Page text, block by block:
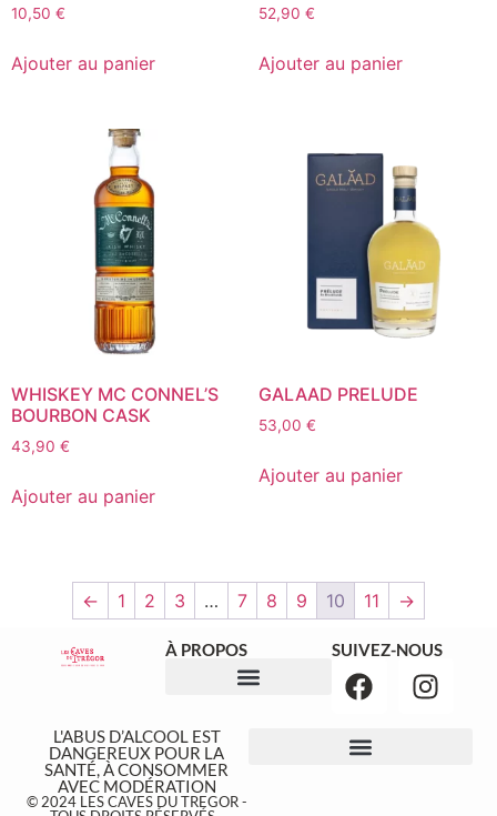
10,50 €
Ajouter au panier
52,90 €
Ajouter au panier
WHISKEY MC CONNEL’S
BOURBON CASK
43,90 €
Ajouter au panier
GALAAD PRELUDE
53,00 €
Ajouter au panier
← 1 2 3 … 7 8 9 10 11 →
À PROPOS SUIVEZ-NOUS
L'ABUS D’ALCOOL EST
DANGEREUX POUR LA
SANTÉ, À CONSOMMER
AVEC MODÉRATION
© 2024 LES CAVES DU TREGOR -